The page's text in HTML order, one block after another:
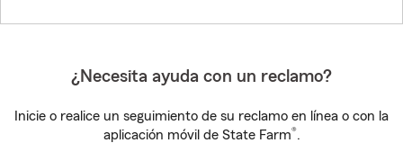
¿Necesita ayuda con un reclamo?
Inicie o realice un seguimiento de su reclamo en línea o con la
aplicación móvil de State Farm®.